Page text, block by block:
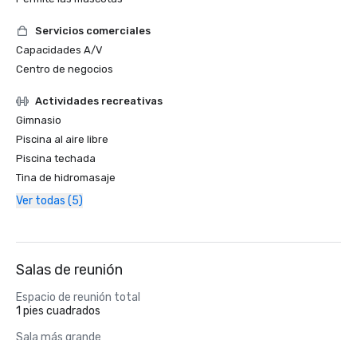
Servicios comerciales
Capacidades A/V
Centro de negocios
Actividades recreativas
Gimnasio
Piscina al aire libre
Piscina techada
Tina de hidromasaje
Ver todas (5)
Salas de reunión
Espacio de reunión total
1 pies cuadrados
Sala más grande